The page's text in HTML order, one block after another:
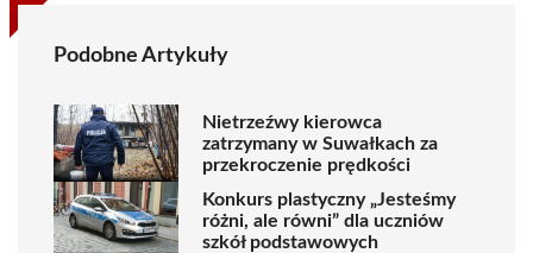
Podobne Artykuły
Nietrzeźwy kierowca
zatrzymany w Suwałkach za
przekroczenie prędkości
Konkurs plastyczny „Jesteśmy
różni, ale równi” dla uczniów
szkół podstawowych